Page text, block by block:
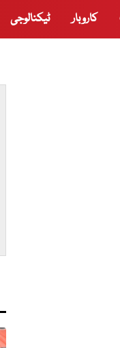
کاروبار ٹیکنالوجی